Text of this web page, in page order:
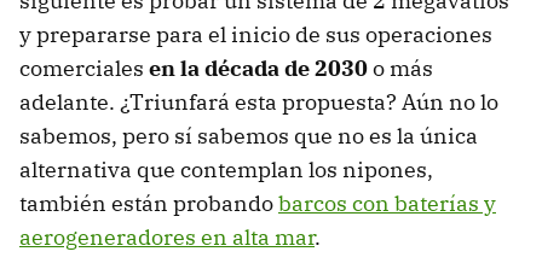
y prepararse para el inicio de sus operaciones
comerciales en la década de 2030o más
adelante. ¿Triunfará esta propuesta? Aún no lo
sabemos, pero sí sabemos que no es la única
alternativa que contemplan los nipones,
también están probandobarcos con baterías y
aerogeneradores en alta mar.